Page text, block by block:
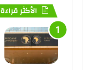
الأكثر قراءة